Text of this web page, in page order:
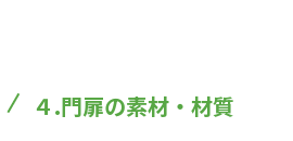
４.門扉の素材・材質